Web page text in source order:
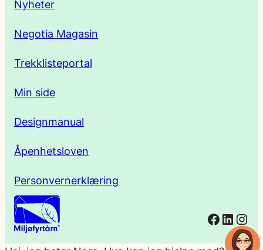
Nyheter
Negotia Magasin
Trekklisteportal
Min side
Designmanual
Åpenhetsloven
Personvernerklæring